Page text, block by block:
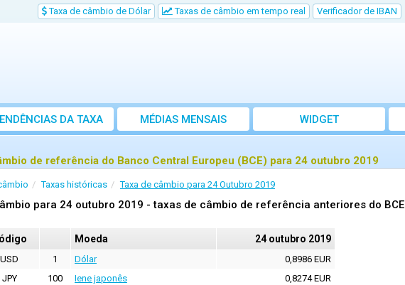
Taxa de câmbio de Dólar Taxas de câmbio em tempo real Verificador de IBAN
DA TAXA MÉDIAS MENSAIS WIDGET
de referência do Banco Central Europeu (BCE) para 24 outubro 2019
Taxas históricas Taxa de câmbio para 24 Outubro 2019
para 24 outubro 2019 - taxas de câmbio de referência anteriores do BCE
Moeda 24 outubro 2019
USD 1 Dólar
0,8986 EUR
JPY
100 Iene japonês
0,8274 EUR